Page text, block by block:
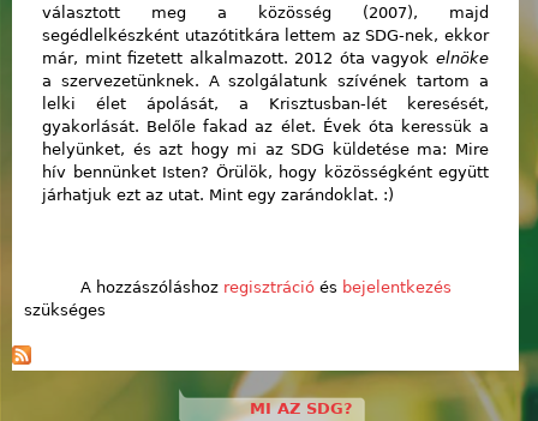
választott meg a közösség (2007), majd
segédlelkészként utazótitkára lettem az SDG-nek, ekkor
már, mint fizetett alkalmazott. 2012 óta vagyok elnöke
a szervezetünknek. A szolgálatunk szívének tartom a
lelki élet ápolását, a Krisztusban-lét keresését,
gyakorlását. Belőle fakad az élet. Évek óta keressük a
helyünket, és azt hogy mi az SDG küldetése ma: Mire
hív bennünket Isten? Örülök, hogy közösségként együtt
járhatjuk ezt az utat. Mint egy zarándoklat. :)
A hozzászóláshoz regisztrációés bejelentkezés
szükséges
MI AZ SDG?